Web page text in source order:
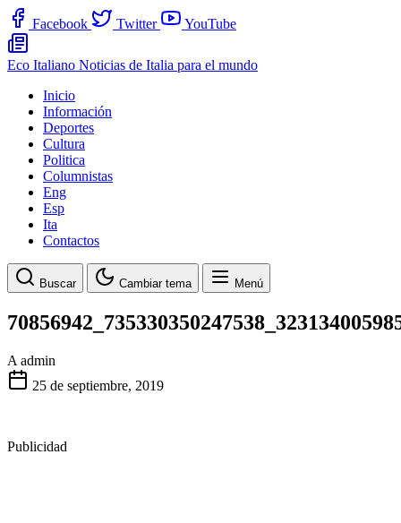
Facebook Twitter YouTube
Eco Italiano Noticias de Italia para el mundo
Inicio
Información
Deportes
Cultura
Politica
Columnistas
Eng
Esp
Ita
Contactos
Buscar Cambiar tema Menú
A admin
25 de septiembre, 2019
Publicidad